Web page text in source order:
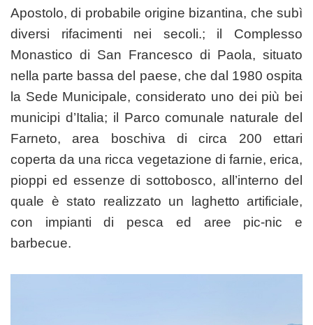
Apostolo, di probabile origine bizantina, che subì
diversi rifacimenti nei secoli.; il Complesso
Monastico di San Francesco di Paola, situato
nella parte bassa del paese, che dal 1980 ospita
la Sede Municipale, considerato uno dei più bei
municipi d’Italia; il Parco comunale naturale del
Farneto, area boschiva di circa 200 ettari
coperta da una ricca vegetazione di farnie, erica,
pioppi ed essenze di sottobosco, all’interno del
quale è stato realizzato un laghetto artificiale,
con impianti di pesca ed aree pic-nic e
barbecue.